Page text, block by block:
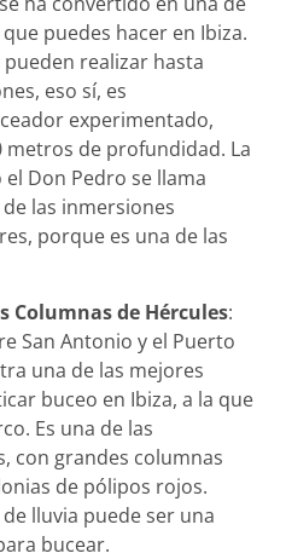
puedes hacer en Ibiza.
realizar hasta
eso sí, es
experimentado,
metros de profundidad. La
Don Pedro se llama
las inmersiones
porque es una de las
Columnas de Hércules:
San Antonio y el Puerto
una de las mejores
buceo en Ibiza, a la que
Es una de las
con grandes columnas
de pólipos rojos.
lluvia puede ser una
bucear.